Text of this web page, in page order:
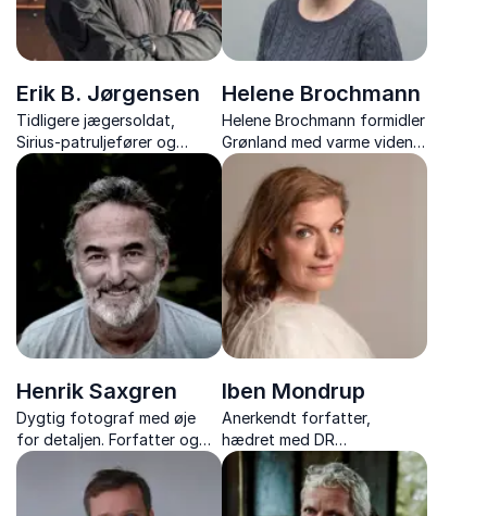
Erik B. Jørgensen
Tidligere jægersoldat,
Sirius-patruljefører og
eventyrer, der inspirerer til
samarbejde, mod og mental
styrke både i naturen og
arbejdslivet.
Helene Brochmann
Helene Brochmann formidler
Grønland med varme viden
og humor og giver jer en
oplevelse der bringer landet
tæt på
Henrik Saxgren
Dygtig fotograf med øje
for detaljen. Forfatter og
foredragsholder, der fanger
og deler livets ufortalte
Iben Mondrup
Anerkendt forfatter,
hædret med DR
Romanprisen 2015. Kendt
for sin evne til at skabe
fængslende fortællinger